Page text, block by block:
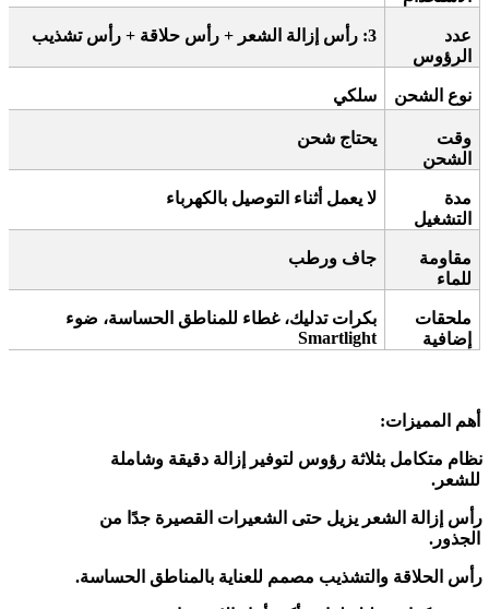
عدد
الرؤوس
3: رأس إزالة الشعر + رأس حلاقة + رأس تشذيب
نوع الشحن سلكي
وقت
الشحن
يحتاج شحن
مدة
التشغيل
لا يعمل أثناء التوصيل بالكهرباء
مقاومة
للماء
جاف ورطب
ملحقات
إضافية
بكرات تدليك، غطاء للمناطق الحساسة، ضوء
Smartlight
أهم المميزات:
نظام متكامل بثلاثة رؤوس لتوفير إزالة دقيقة وشاملة
للشعر .
رأس إزالة الشعر يزيل حتى الشعيرات القصيرة جدًا من
الجذور .
رأس الحلاقة والتشذيب مصمم للعناية بالمناطق الحساسة.